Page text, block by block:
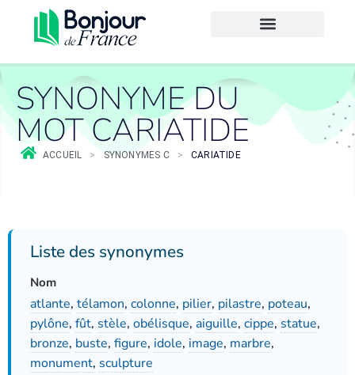
SYNONYME DU
MOT CARIATIDE
ACCUEIL > SYNONYMES C > CARIATIDE
Liste des synonymes
Nom
atlante, télamon, colonne, pilier, pilastre, poteau,
pylône, fût, stèle, obélisque, aiguille, cippe, statue,
bronze, buste, figure, idole, image, marbre,
monument, sculpture